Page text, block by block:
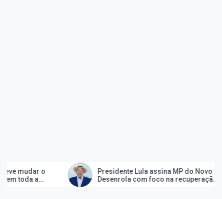
Presidente Lula assina MP do Novo
Desenrola com foco na recuperação
financeira de famílias, estudantes e
sobre